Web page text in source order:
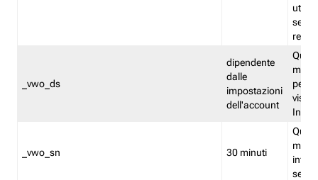
_vwo_ds
dipendente
dalle
impostazioni
dell'account
_vwo_sn 30 minuti